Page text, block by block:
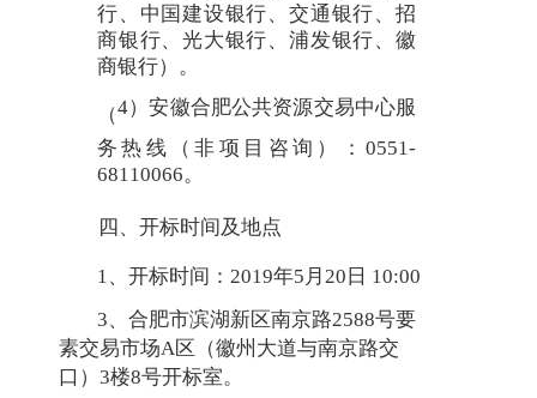
行、中国建设银行、交通银行、招
商银行、光大银行、浦发银行、徽
商银行）。
（4）安徽合肥公共资源交易中心服
务热线（非项目咨询）：0551-
68110066。
四、开标时间及地点
1、开标时间：2019年5月20日 10:00
3、合肥市滨湖新区南京路2588号要
素交易市场A区（徽州大道与南京路交
口）3楼8号开标室。